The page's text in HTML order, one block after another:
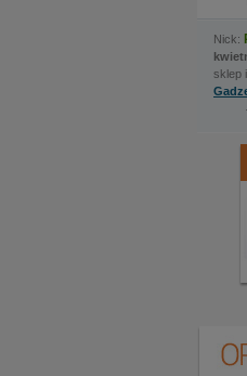
Nick:
sklep